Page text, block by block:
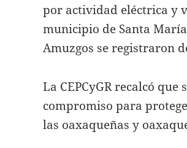
por actividad eléctrica y
municipio de Santa
Amuzgos se registraron
La CEPCyGR recalcó
compromiso para
las oaxaqueñas y